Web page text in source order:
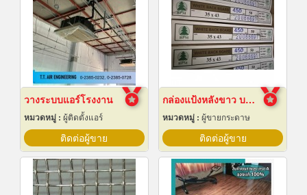
วางระบบแอร์โรงงาน
หมวดหมู่ : ผู้ติดตั้งแอร์
ติดต่อผู้ขาย
กล่องแป้งหลังขาว บางเลนเกรดA(BL-Aหลังขาว)
หมวดหมู่ : ผู้ขายกระดาษ
ติดต่อผู้ขาย